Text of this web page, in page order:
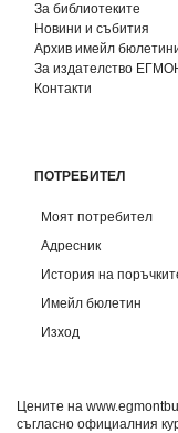
За библиотеките
Новини и събития
Архив имейл
За издателство
Контакти
ПОТРЕБИТЕЛ
Моят потребител
Адресник
История на
Имейл бюлетин
Изход
Цените на
съгласно официалния